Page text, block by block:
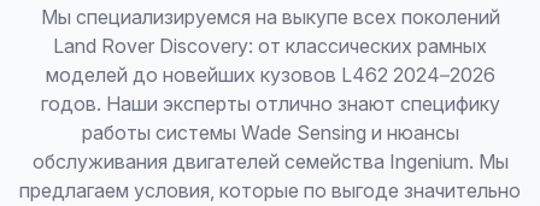
Мы специализируемся на выкупе всех поколений
Land Rover Discovery: от классических рамных
моделей до новейших кузовов L462 2024–2026
годов. Наши эксперты отлично знают специфику
работы системы Wade Sensing и нюансы
обслуживания двигателей семейства Ingenium. Мы
предлагаем условия, которые по выгоде значительно